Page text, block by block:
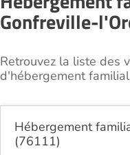
Gonfreville-
Retrouvez la liste des
d'hébergement
Hébergement
(76111)